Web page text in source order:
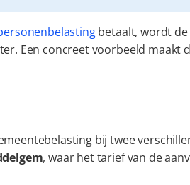
betaalt, wordt de
Een concreet voorbeeld maakt
bij twee
, waar het tarief van de